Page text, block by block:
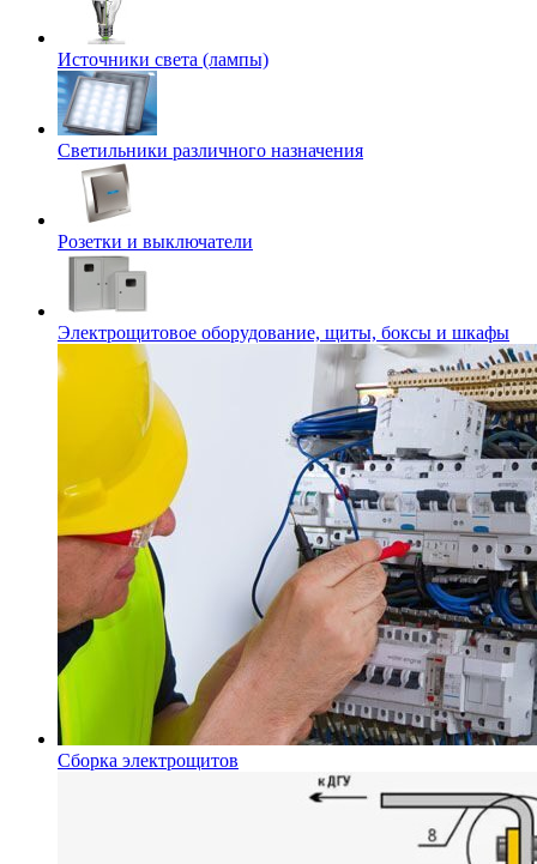
Источники света (лампы)
Светильники различного назначения
Розетки и выключатели
Электрощитовое оборудование, щиты, боксы и шкафы
Сборка электрощитов